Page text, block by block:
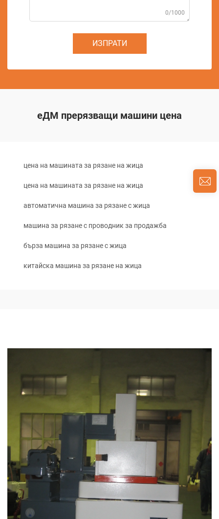
0/1000
ИЗПРАТИ
еДМ прерязващи машини цена
цена на машината за рязане на жица
цена на машината за рязане на жица
автоматична машина за рязане с жица
машина за рязане с проводник за продажба
бърза машина за рязане с жица
китайска машина за рязане на жица